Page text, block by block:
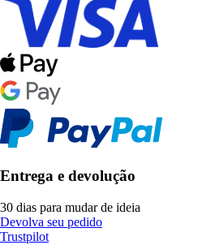
Entrega e devolução
30 dias para mudar de ideia
Devolva seu pedido
Trustpilot